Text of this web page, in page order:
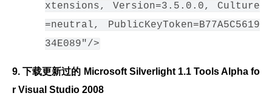
xtensions, Version=3.5.0.0, Culture
=neutral, PublicKeyToken=B77A5C5619
34E089"/>
9. 下载更新过的 Microsoft Silverlight 1.1 Tools Alpha fo
r Visual Studio 2008